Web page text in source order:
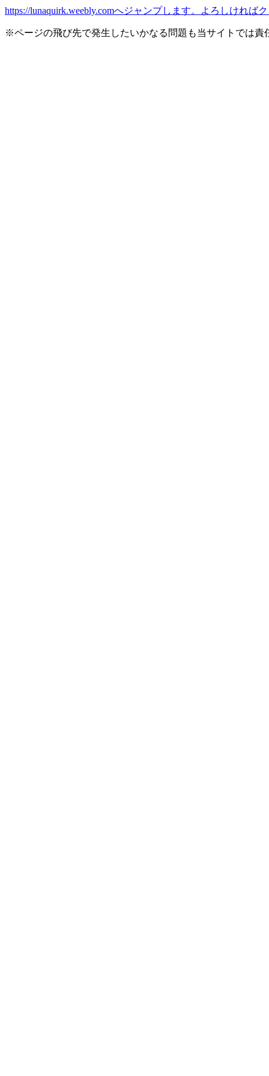
https://lunaquirk.weebly.comへジャンプします。よろしければ
※ページの飛び先で発生したいかなる問題も当サイトでは責